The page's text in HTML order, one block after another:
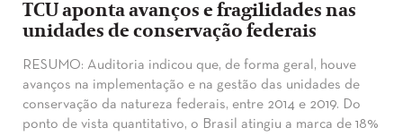
TCU aponta avanços e fragilidades nas
unidades de conservação federais
RESUMO: Auditoria indicou que, de forma geral, houve
avanços na implementação e na gestão das unidades de
conservação da natureza federais, entre 2014 e 2019. Do
ponto de vista quantitativo, o Brasil atingiu a marca de 18%